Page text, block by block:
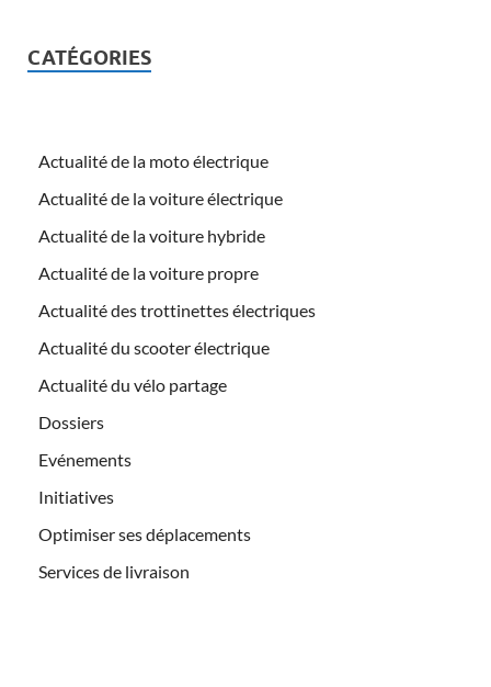
CATÉGORIES
Actualité de la moto électrique
Actualité de la voiture électrique
Actualité de la voiture hybride
Actualité de la voiture propre
Actualité des trottinettes électriques
Actualité du scooter électrique
Actualité du vélo partage
Dossiers
Evénements
Initiatives
Optimiser ses déplacements
Services de livraison